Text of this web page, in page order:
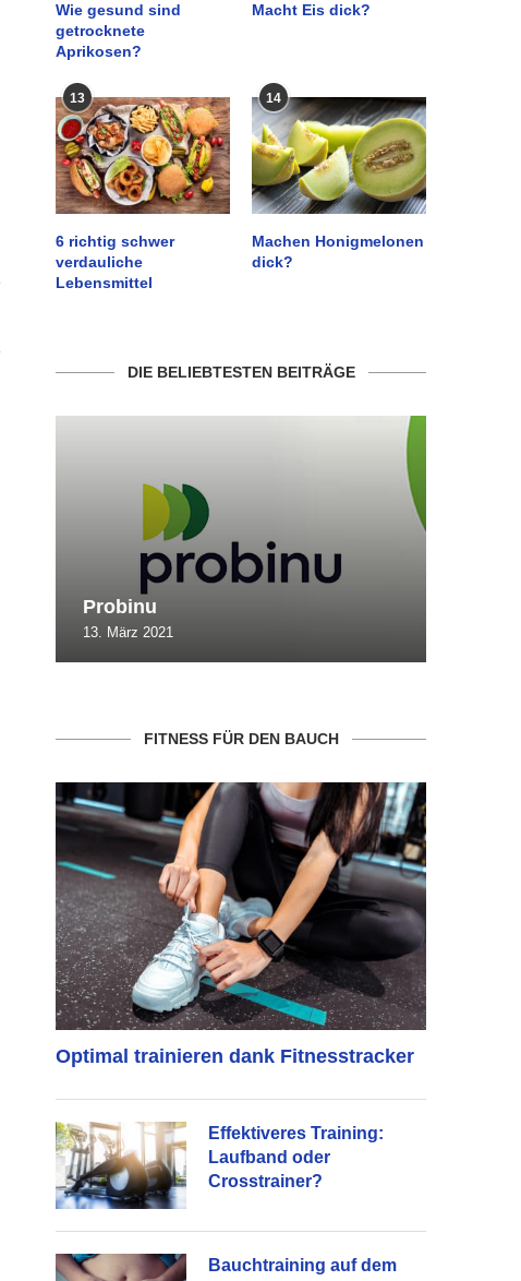
Wie gesund sind
getrocknete
Aprikosen?
Macht Eis dick?
13
6 richtig schwer
verdauliche
Lebensmittel
14
Machen Honigmelonen
dick?
DIE BELIEBTESTEN BEITRÄGE
Probinu
13. März 2021
FITNESS FÜR DEN BAUCH
Optimal trainieren dank Fitnesstracker
Effektiveres Training:
Laufband oder
Crosstrainer?
Bauchtraining auf dem